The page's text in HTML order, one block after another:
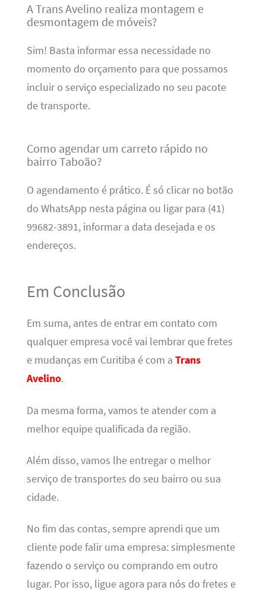
A Trans Avelino realiza montagem e
desmontagem de móveis?
Sim! Basta informar essa necessidade no
momento do orçamento para que possamos
incluir o serviço especializado no seu pacote
de transporte.
Como agendar um carreto rápido no
bairro Taboão?
O agendamento é prático. É só clicar no botão
do WhatsApp nesta página ou ligar para (41)
99682-3891, informar a data desejada e os
endereços.
Em Conclusão
Em suma, antes de entrar em contato com
qualquer empresa você vai lembrar que fretes
e mudanças em Curitiba é com a Trans
Avelino.
Da mesma forma, vamos te atender com a
melhor equipe qualificada da região.
Além disso, vamos lhe entregar o melhor
serviço de transportes do seu bairro ou sua
cidade.
No fim das contas, sempre aprendi que um
cliente pode falir uma empresa: simplesmente
fazendo o serviço ou comprando em outro
lugar. Por isso, ligue agora para nós do fretes e